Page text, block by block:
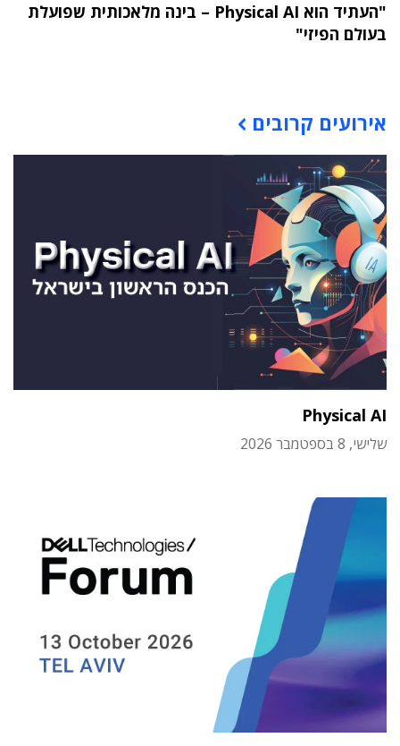
"העתיד הוא Physical AI – בינה מלאכותית שפועלת
בעולם הפיזי"
אירועים קרובים
Physical AI
שלישי, 8 בספטמבר 2026